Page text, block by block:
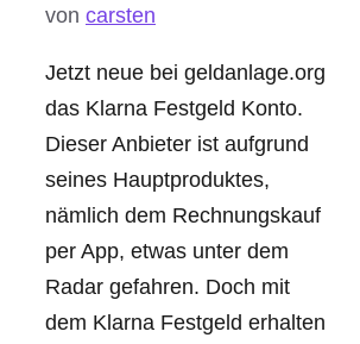
von carsten
Jetzt neue bei geldanlage.org
das Klarna Festgeld Konto.
Dieser Anbieter ist aufgrund
seines Hauptproduktes,
nämlich dem Rechnungskauf
per App, etwas unter dem
Radar gefahren. Doch mit
dem Klarna Festgeld erhalten